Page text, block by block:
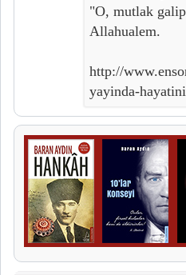
"O, mutlak
Allahualem.
http://
yayinda-